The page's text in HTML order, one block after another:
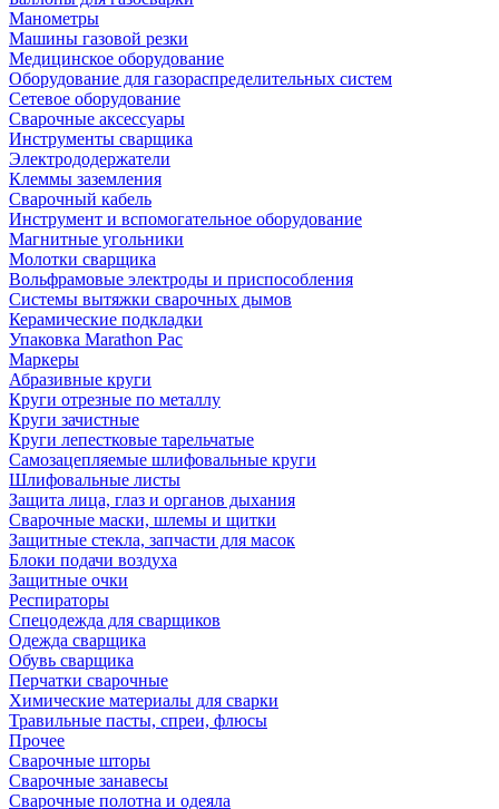
Манометры
Машины газовой резки
Медицинское оборудование
Оборудование для газораспределительных систем
Сетевое оборудование
Сварочные аксессуары
Инструменты сварщика
Электрододержатели
Клеммы заземления
Сварочный кабель
Инструмент и вспомогательное оборудование
Магнитные угольники
Молотки сварщика
Вольфрамовые электроды и приспособления
Системы вытяжки сварочных дымов
Керамические подкладки
Упаковка Marathon Pac
Маркеры
Абразивные круги
Круги отрезные по металлу
Круги зачистные
Круги лепестковые тарельчатые
Самозацепляемые шлифовальные круги
Шлифовальные листы
Защита лица, глаз и органов дыхания
Сварочные маски, шлемы и щитки
Защитные стекла, запчасти для масок
Блоки подачи воздуха
Защитные очки
Респираторы
Спецодежда для сварщиков
Одежда сварщика
Обувь сварщика
Перчатки сварочные
Химические материалы для сварки
Травильные пасты, спреи, флюсы
Прочее
Сварочные шторы
Сварочные занавесы
Сварочные полотна и одеяла